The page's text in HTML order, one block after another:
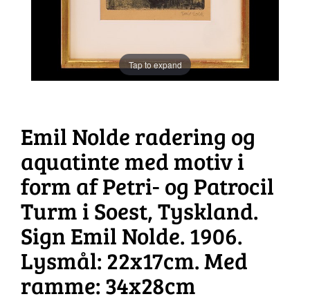
Tap to expand
Emil Nolde radering og
aquatinte med motiv i
form af Petri- og Patrocil
Turm i Soest, Tyskland.
Sign Emil Nolde. 1906.
Lysmål: 22x17cm. Med
ramme: 34x28cm